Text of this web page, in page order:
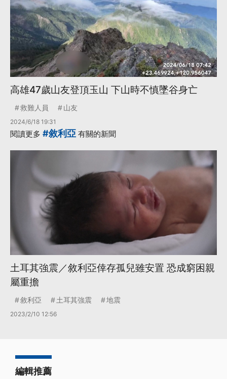
高雄47歲山友登頂玉山 下山時不慎墜谷身亡
救難人員 山友
2024/6/18 19:31
閱讀更多 #敘利亞 有關的新聞
土耳其強震／敘利亞倖存孤兒雖安置 恐成窮困親
屬重擔
敘利亞 土耳其強震 地震
2023/2/10 12:56
編輯推薦